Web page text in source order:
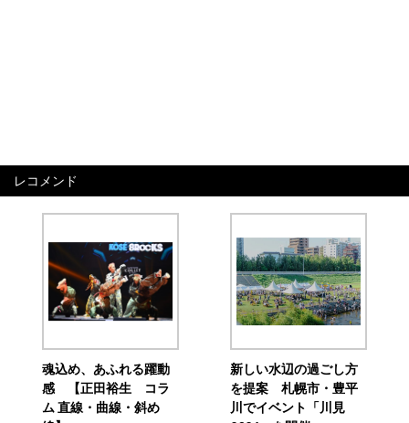
レコメンド
魂込め、あふれる躍動
感 【正田裕生 コラ
ム 直線・曲線・斜め
新しい水辺の過ごし方
を提案 札幌市・豊平
川でイベント「川見